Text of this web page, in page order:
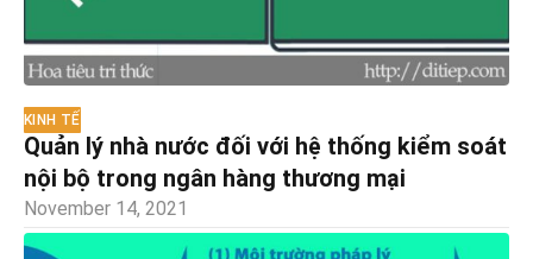
KINH TẾ
Quản lý nhà nước đối với hệ thống kiểm soát
nội bộ trong ngân hàng thương mại
November 14, 2021